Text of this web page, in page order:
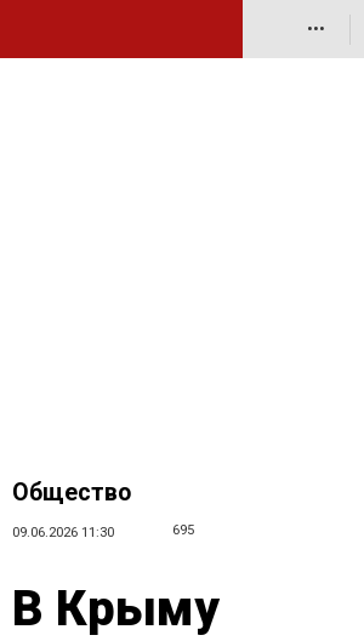
•••
Общество
09.06.2026 11:30 695
В Крыму